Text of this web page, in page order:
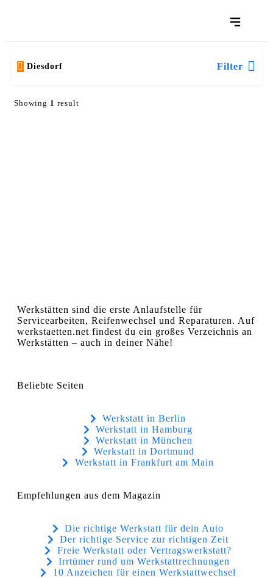
Diesdorf Filter
Showing 1 result
Werkstätten sind die erste Anlaufstelle für
Servicearbeiten, Reifenwechsel und Reparaturen. Auf
werkstaetten.net findest du ein großes Verzeichnis an
Werkstätten – auch in deiner Nähe!
Beliebte Seiten
Werkstatt in Berlin
Werkstatt in Hamburg
Werkstatt in München
Werkstatt in Dortmund
Werkstatt in Frankfurt am Main
Empfehlungen aus dem Magazin
Die richtige Werkstatt für dein Auto
Der richtige Service zur richtigen Zeit
Freie Werkstatt oder Vertragswerkstatt?
Irrtümer rund um Werkstattrechnungen
10 Anzeichen für einen Werkstattwechsel